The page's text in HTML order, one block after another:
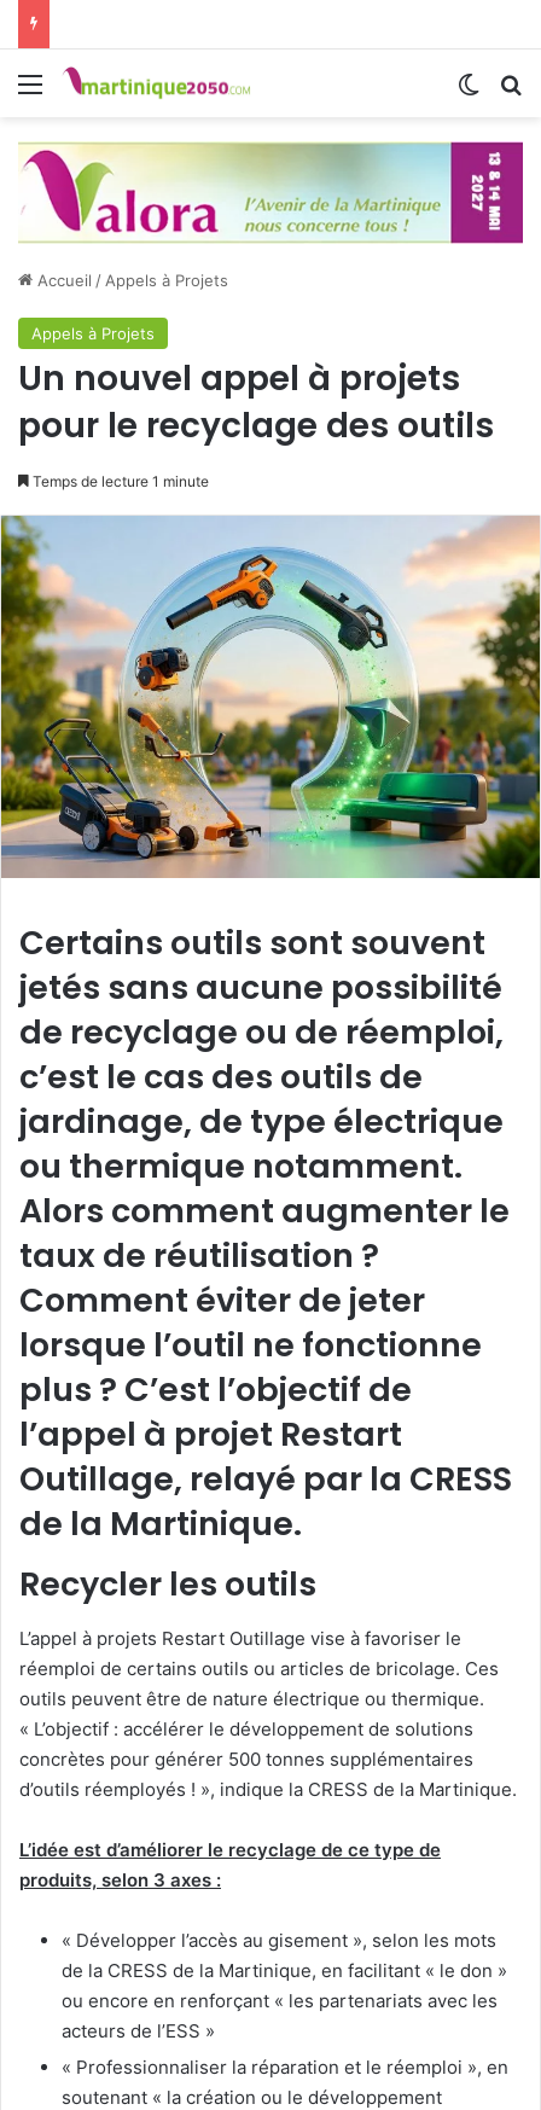
Menu
Accueil /Appels à Projets
Appels à Projets
Un nouvel appel à projets
pour le recyclage des outils
Temps de lecture 1 minute
Certains outils sont souvent
jetés sans aucune possibilité
de recyclage ou de réemploi,
c’est le cas des outils de
jardinage, de type électrique
ou thermique notamment.
Alors comment augmenter le
taux de réutilisation ?
Comment éviter de jeter
lorsque l’outil ne fonctionne
plus ? C’est l’objectif de
l’appel à projet Restart
Outillage, relayé par la CRESS
de la Martinique.
Recycler les outils
L’appel à projets Restart Outillage vise à favoriser le
réemploi de certains outils ou articles de bricolage. Ces
outils peuvent être de nature électrique ou thermique.
« L’objectif : accélérer le développement de solutions
concrètes pour générer 500 tonnes supplémentaires
d’outils réemployés ! », indique la CRESS de la Martinique.
L’idée est d’améliorer le recyclage de ce type de
produits, selon 3 axes :
« Développer l’accès au gisement », selon les mots
de la CRESS de la Martinique, en facilitant « le don »
ou encore en renforçant « les partenariats avec les
acteurs de l’ESS »
« Professionnaliser la réparation et le réemploi », en
soutenant « la création ou le développement